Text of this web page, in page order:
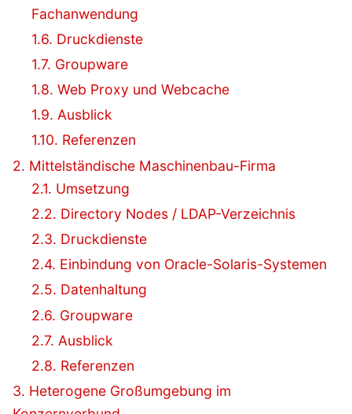
Fachanwendung
1.6. Druckdienste
1.7. Groupware
1.8. Web Proxy und Webcache
1.9. Ausblick
1.10. Referenzen
2. Mittelständische Maschinenbau-Firma
2.1. Umsetzung
2.2. Directory Nodes / LDAP-Verzeichnis
2.3. Druckdienste
2.4. Einbindung von Oracle-Solaris-Systemen
2.5. Datenhaltung
2.6. Groupware
2.7. Ausblick
2.8. Referenzen
3. Heterogene Großumgebung im